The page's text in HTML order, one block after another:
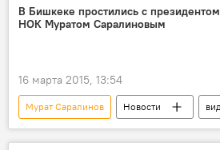
Посольство Кыргызстана в России
В Бишкеке простились с президентом
НОК Муратом Саралиновым
16 марта 2015, 13:54
Мурат Саралинов Новости
Общество
Происшествия